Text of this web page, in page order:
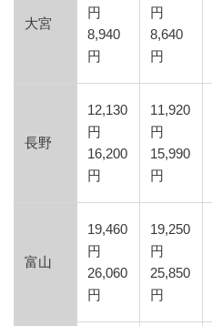
大宮
円
8,940
円
円
8,640
円
長野
12,130
円
16,200
円
11,920
円
15,990
円
富山
19,460
円
26,060
円
19,250
円
25,850
円